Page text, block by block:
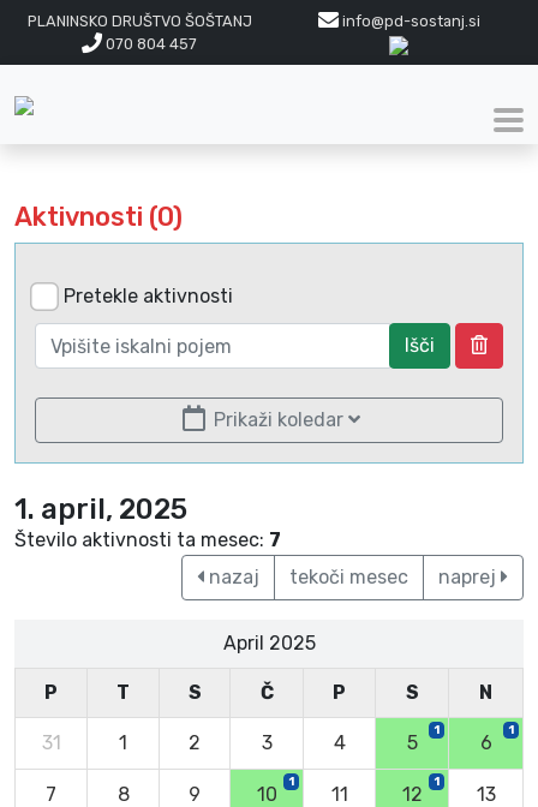
PLANINSKO DRUŠTVO ŠOŠTANJ
info@pd-sostanj.si
070 804 457
Aktivnosti (0)
Pretekle aktivnosti
Išči
Prikaži koledar
1. april, 2025
Število aktivnosti ta mesec: 7
nazaj
tekoči mesec naprej
April 2025
P T S Č P S N
31 1 2 3 4 5
1
6
1
7 8 9 10
1
11 12
1
13